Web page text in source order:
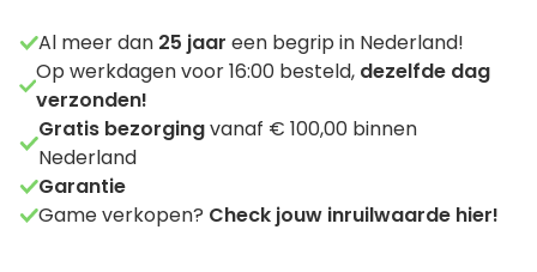
Al meer dan 25 jaar een begrip in Nederland!
Op werkdagen voor 16:00 besteld, dezelfde dag
verzonden!
Gratis bezorgingvanaf € 100,00 binnen
Nederland
Garantie
Game verkopen? Check jouw inruilwaarde hier!